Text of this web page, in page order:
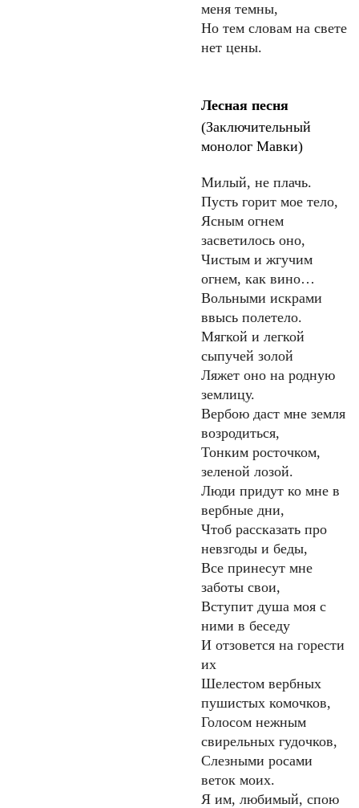
меня темны,
Но тем словам на свете
нет цены.
Лесная песня
(Заключительный
монолог Мавки)
Милый, не плачь.
Пусть горит мое тело,
Ясным огнем
засветилось оно,
Чистым и жгучим
огнем, как вино…
Вольными искрами
ввысь полетело.
Мягкой и легкой
сыпучей золой
Ляжет оно на родную
землицу.
Вербою даст мне земля
возродиться,
Тонким росточком,
зеленой лозой.
Люди придут ко мне в
вербные дни,
Чтоб рассказать про
невзгоды и беды,
Все принесут мне
заботы свои,
Вступит душа моя с
ними в беседу
И отзовется на горести
их
Шелестом вербных
пушистых комочков,
Голосом нежным
свирельных гудочков,
Слезными росами
веток моих.
Я им, любимый, спою